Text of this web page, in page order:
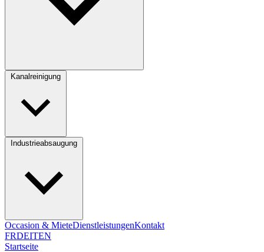
Occasion & MieteDienstleistungenKontakt
FRDEITEN
Startseite